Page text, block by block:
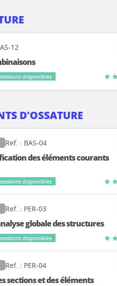
12
disponibles
D'OSSATURE
Ref. : BAS-04
des éléments courants
disponibles
Ref. : PER-03
globale des structures
disponibles
Ref. : PER-04
sections et des éléments